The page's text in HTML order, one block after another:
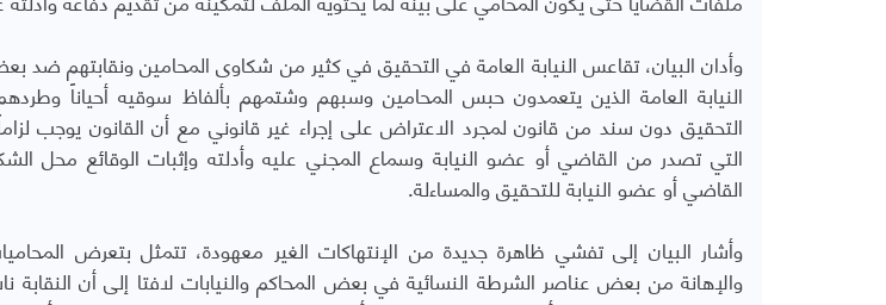
وأدان البيان، تقاعس النيابة العامة في التحقيق في كثير من شكاوى المحامين ونقابتهم
النيابة العامة الذين يتعمدون حبس المحامين وسبهم وشتمهم بألفاظ سوقيه أحياناً
التحقيق دون سند من قانون لمجرد الاعتراض على إجراء غير قانوني مع أن القانون يوجب لزاماً
التي تصدر من القاضي أو عضو النيابة وسماع المجني عليه وأدلته وإثبات الوقائع محل
القاضي أو عضو النيابة للتحقيق والمساءلة.
وأشار البيان إلى تفشي ظاهرة جديدة من الإنتهاكات الغير معهودة، تتمثل بتعرض
والإهانة من بعض عناصر الشرطة النسائية في بعض المحاكم والنيابات لافتا إلى أن